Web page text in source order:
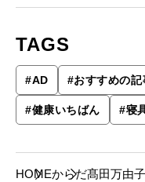
TAGS
#AD #おすすめの記
#健康いちばん #寝
HOMEからだ髙田万由